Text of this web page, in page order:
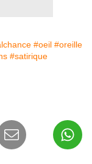
#oeil #oreille
#satirique